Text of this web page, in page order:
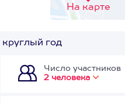
На карте
круглый год
Число участников
2 человека